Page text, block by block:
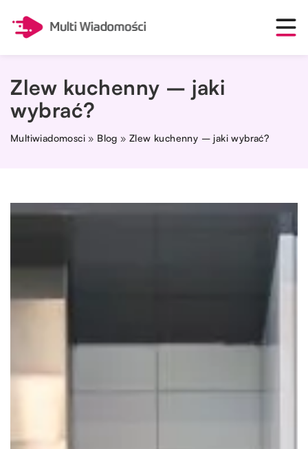
Zlew kuchenny – jaki
wybrać?
Multiwiadomosci » Blog »Zlew kuchenny – jaki wybrać?